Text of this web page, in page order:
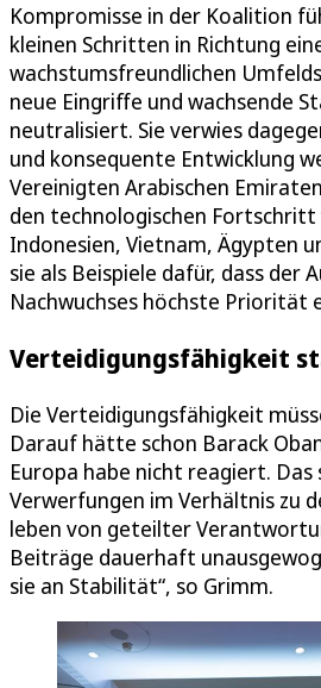
Kompromisse in der Koalition
kleinen Schritten in Richtung
wachstumsfreundlichen
neue Eingriffe und wachsende
neutralisiert. Sie verwies
und konsequente Entwicklung
Vereinigten Arabischen
den technologischen
Indonesien, Vietnam, Ägypten
sie als Beispiele dafür, dass der
Nachwuchses höchste Priorität
Verteidigungsfähigkeit
Die Verteidigungsfähigkeit
Darauf hätte schon Barack
Europa habe nicht reagiert. Das
Verwerfungen im Verhältnis zu
leben von geteilter
Beiträge dauerhaft
sie an Stabilität“, so Grimm.